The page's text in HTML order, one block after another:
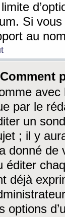
Si vous
au
avec
par le
un
; il y
donné
éditer
déjà
options